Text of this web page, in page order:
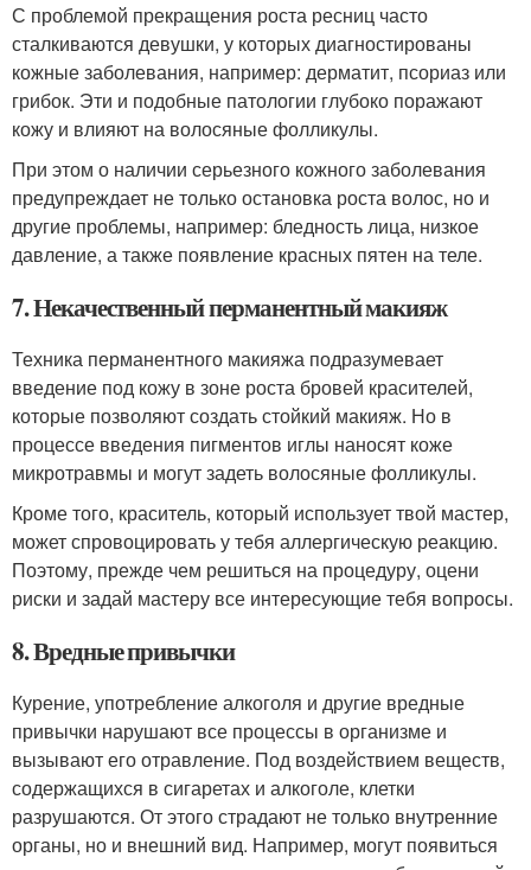
С проблемой прекращения роста ресниц часто
сталкиваются девушки, у которых диагностированы
кожные заболевания, например: дерматит, псориаз или
грибок. Эти и подобные патологии глубоко поражают
кожу и влияют на волосяные фолликулы.
При этом о наличии серьезного кожного заболевания
предупреждает не только остановка роста волос, но и
другие проблемы, например: бледность лица, низкое
давление, а также появление красных пятен на теле.
7. Некачественный перманентный макияж
Техника перманентного макияжа подразумевает
введение под кожу в зоне роста бровей красителей,
которые позволяют создать стойкий макияж. Но в
процессе введения пигментов иглы наносят коже
микротравмы и могут задеть волосяные фолликулы.
Кроме того, краситель, который использует твой мастер,
может спровоцировать у тебя аллергическую реакцию.
Поэтому, прежде чем решиться на процедуру, оцени
риски и задай мастеру все интересующие тебя вопросы.
8. Вредные привычки
Курение, употребление алкоголя и другие вредные
привычки нарушают все процессы в организме и
вызывают его отравление. Под воздействием веществ,
содержащихся в сигаретах и алкоголе, клетки
разрушаются. От этого страдают не только внутренние
органы, но и внешний вид. Например, могут появиться